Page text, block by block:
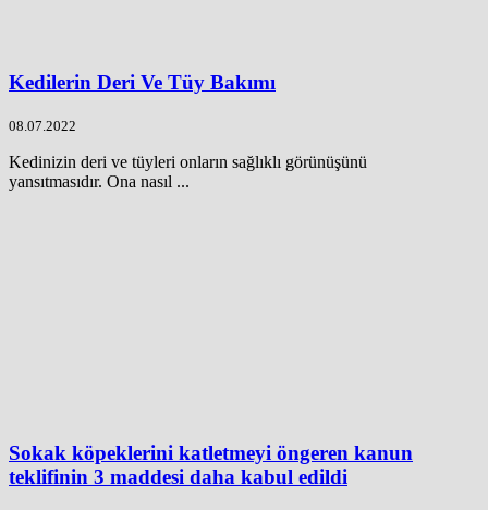
Kedilerin Deri Ve Tüy Bakımı
08.07.2022
Kedinizin deri ve tüyleri onların sağlıklı görünüşünü
yansıtmasıdır. Ona nasıl ...
Sokak köpeklerini katletmeyi öngeren kanun
teklifinin 3 maddesi daha kabul edildi